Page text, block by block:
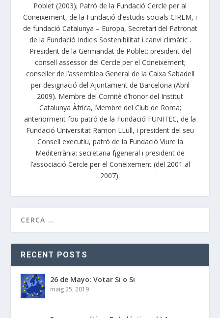
Poblet (2003); Patró de la Fundació Cercle per al
Coneixement, de la Fundació d’estudis socials CIREM, i
de fundació Catalunya – Europa, Secretari del Patronat
de la Fundació Indicis Sostenibilitat i canvi climàtic .
President de la Germandat de Poblet; president del
consell assessor del Cercle per el Coneixement;
conseller de l’assemblea General de la Caixa Sabadell
per designació del Ajuntament de Barcelona (Abril
2009). Membre del Comitè d’honor del Institut
Catalunya Àfrica, Membre del Club de Roma;
anteriorment fou patró de la Fundació FUNITEC, de la
Fundació Universitat Ramon LLull, i president del seu
Consell executiu, patró de la Fundació Viure la
Mediterrània; secretaria f¡general i president de
l’associació Cercle per el Coneixement (del 2001 al
2007).
RECENT POSTS
26 de Mayo: Votar Si o Si
maig 25, 2019